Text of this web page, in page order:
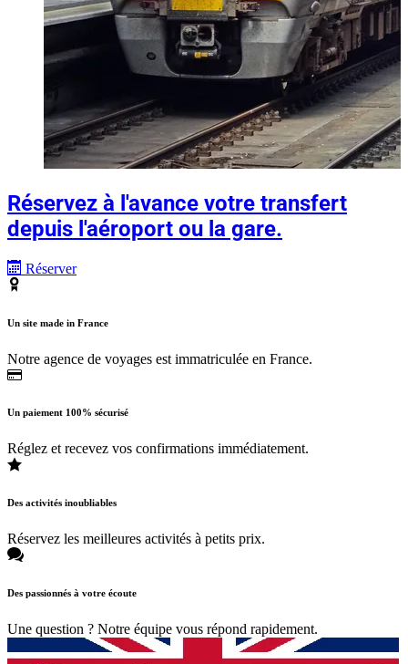
Réservez à l'avance votre transfert
depuis l'aéroport ou la gare.
Réserver
Un site made in France
Notre agence de voyages est immatriculée en France.
Un paiement 100% sécurisé
Réglez et recevez vos confirmations immédiatement.
Des activités inoubliables
Réservez les meilleures activités à petits prix.
Des passionnés à votre écoute
Une question ? Notre équipe vous répond rapidement.